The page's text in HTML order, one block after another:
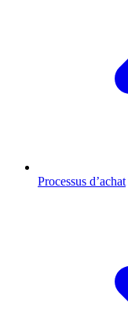
Processus d’achat